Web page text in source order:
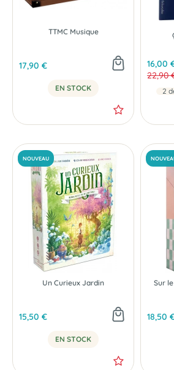
TTMC Musique
17,90 €
EN STOCK
16,00
22,90
2
Un Curieux Jardin
15,50 €
EN STOCK
Sur
18,50